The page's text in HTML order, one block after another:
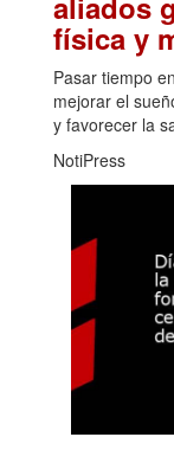
física y
Pasar tiempo
mejorar el
y favorecer la
NotiPress